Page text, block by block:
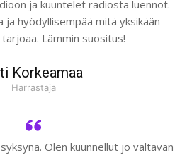
ja kuuntelet radiosta luennot.
ja hyödyllisempää mitä yksikään
Lämmin suositus!
Korkeamaa
Harrastaja
Olen kuunnellut jo valtavan